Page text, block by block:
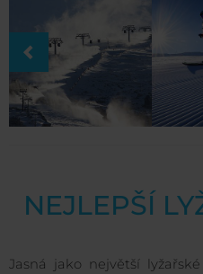
NEJLEPŠÍ
Jasná jako největší